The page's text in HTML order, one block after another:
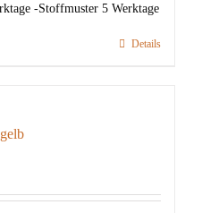
-Stoffmuster 5 Werktage
Details